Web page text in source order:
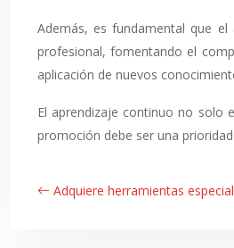
Además, es fundamental que
profesional, fomentando el
aplicación de nuevos
El aprendizaje continuo no solo
promoción debe ser una
Adquiere herramientas